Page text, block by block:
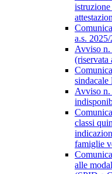
a.s.
Avviso n.
(riservata
Avviso n.
classi
famiglie
alle